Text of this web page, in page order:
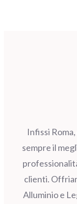
Infissi
sempre il
clienti.
Alluminio e